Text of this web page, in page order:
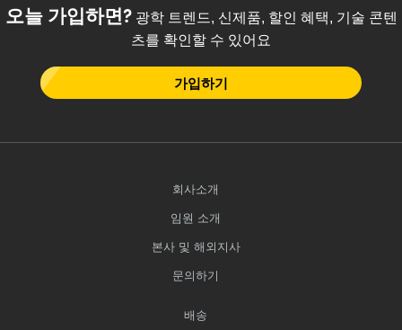
오늘 가입하면?광학 트렌드, 신제품, 할인 혜택, 기술 콘텐
츠를 확인할 수 있어요
가입하기
회사소개
임원 소개
본사 및 해외지사
문의하기
배송